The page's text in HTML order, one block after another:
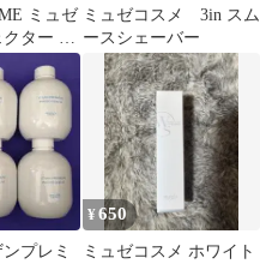
ミュゼ
ター 美
ミュゼコスメ 3in スム
ースシェーバー
プレミ
¥650
ミュゼコスメ ホワイト